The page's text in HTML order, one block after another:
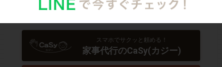
スマホでサクッと頼める！
家事代行のCaSy(カジー)